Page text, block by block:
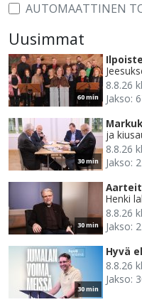
AUTOMAATTINEN
Uusimmat
60 min
8.8.26
Jakso:
30 min
ja
8.8.26
Jakso: 2
30 min
Henki
8.8.26
Jakso: 2
30 min
Hyvä
8.8.26
Jakso: